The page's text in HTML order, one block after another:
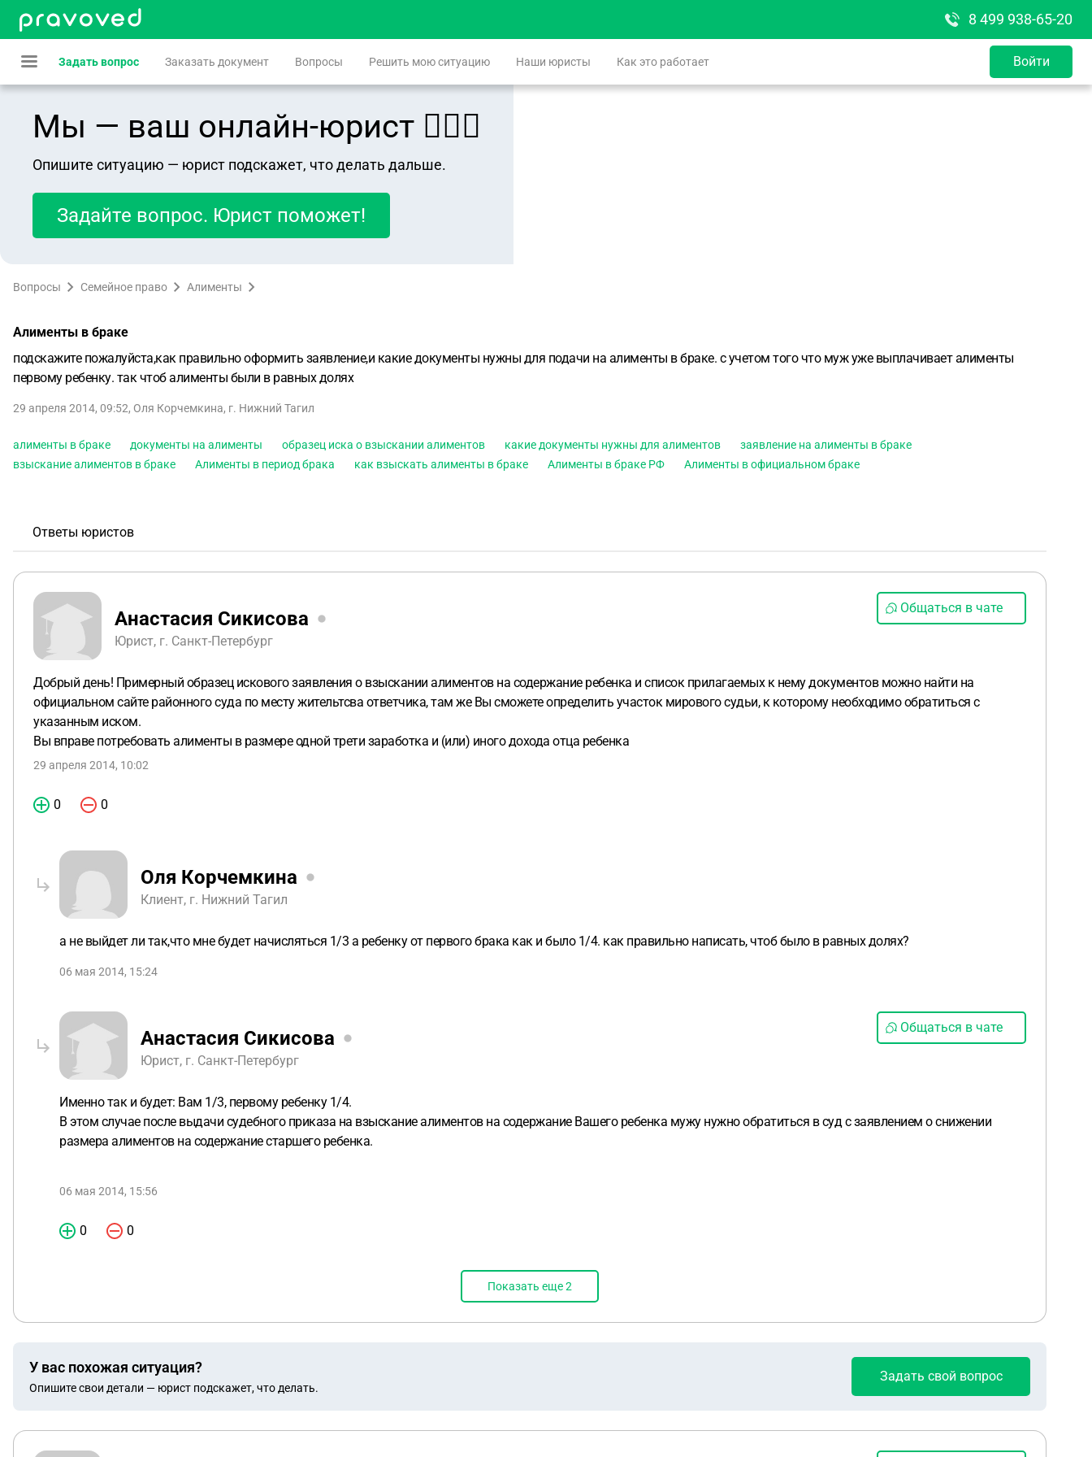
8 499 938-65-20
Задать вопрос Заказать документ Вопросы Решить мою ситуацию Наши юристы Как это работает Войти
Мы — ваш онлайн-юрист 👨🏻‍⚖️
Опишите ситуацию — юрист подскажет, что делать дальше.
Задайте вопрос. Юрист поможет!
Вопросы Семейное право Алименты
Алименты в браке
подскажите пожалуйста,как правильно оформить заявление,и какие документы нужны для подачи на алименты в браке. с учетом того что муж уже выплачивает алименты
первому ребенку. так чтоб алименты были в равных долях
29 апреля 2014, 09:52, Оля Корчемкина, г. Нижний Тагил
алименты в браке документы на алименты образец иска о взыскании алиментов какие документы нужны для алиментов
заявление на алименты в браке
взыскание алиментов в браке
Алименты в период брака как взыскать алименты в браке Алименты в браке РФ Алименты в официальном браке
Ответы юристов
Анастасия Сикисова
Юрист, г. Санкт-Петербург
Общаться в чате
Добрый день! Примерный образец искового заявления о взыскании алиментов на содержание ребенка и список прилагаемых к нему документов можно найти на
официальном сайте районного суда по месту жительтсва ответчика, там же Вы сможете определить участок мирового судьи, к которому необходимо обратиться с
указанным иском.
Вы вправе потребовать алименты в размере одной трети заработка и (или) иного дохода отца ребенка
29 апреля 2014, 10:02
0 0
Оля Корчемкина
Клиент, г. Нижний Тагил
а не выйдет ли так,что мне будет начисляться 1/3 а ребенку от первого брака как и было 1/4. как правильно написать, чтоб было в равных долях?
06 мая 2014, 15:24
Анастасия Сикисова
Юрист, г. Санкт-Петербург
Общаться в чате
Именно так и будет: Вам 1/3, первому ребенку 1/4.
В этом случае после выдачи судебного приказа на взыскание алиментов на содержание Вашего ребенка мужу нужно обратиться в суд с заявлением о снижении
размера алиментов на содержание старшего ребенка.
06 мая 2014, 15:56
0 0
Показать еще2
У вас похожая ситуация?
Опишите свои детали — юрист подскажет, что делать.
Задать свой вопрос